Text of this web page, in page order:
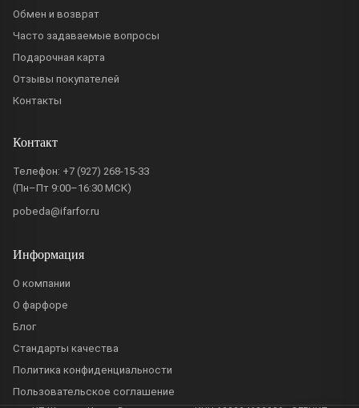
Обмен и возврат
Часто задаваемые вопросы
Подарочная карта
Отзывы покупателей
Контакты
Контакт
Телефон: +7 (927) 268-15-33
(Пн–Пт 9:00–16:30 МСК)
pobeda@ifarfor.ru
Информация
О компании
О фарфоре
Блог
Стандарты качества
Политика конфиденциальности
Пользовательское соглашение